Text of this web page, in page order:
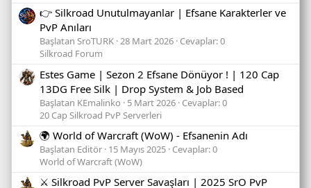
👉 Silkroad Unutulmayanlar | Efsane Karakterler ve
PvP Anıları
Başlatan SroTURK 28 Mart 2026 Cevaplar: 0
Silkroad Forum
Estes Game | Sezon 2 Efsane Dönüyor ! | 120 Cap
13DG Free Silk | Drop System & Job Based
Başlatan KEmalinko 5 Mart 2026 Cevaplar: 0
20 Cap Silkroad PvP Serverleri
🌍 World of Warcraft (WoW) - Efsanenin Adı
Başlatan Editör 15 Mayıs 2025 Cevaplar: 0
World of Warcraft (WoW)
⚔️ Silkroad PvP Server Savaşları | 2025 SrO PvP